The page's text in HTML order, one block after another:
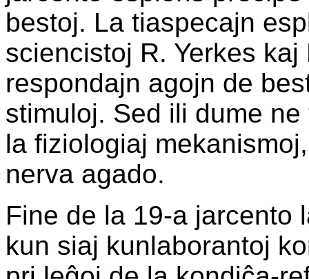
bestoj. La tiaspecajn
sciencistoj R. Yerkes
respondajn agojn de
stimuloj. Sed ili dume
la fiziologiaj
nerva agado.
Fine de la 19-a jarcento
kun siaj kunlaborantoj